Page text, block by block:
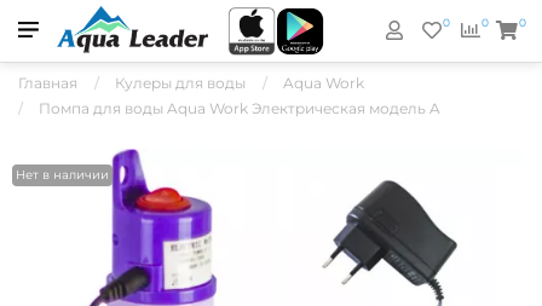
0
0 0
Главная Кулеры для воды
Aqua Work
Помпа для воды Aqua Work Электрическая модель A
Нет в наличии